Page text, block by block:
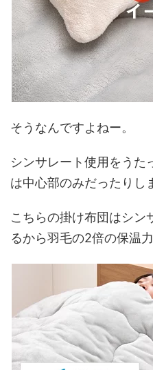
そうなんですよねー。
シンサレート使用をうた
は中心部のみだったりし
こちらの掛け布団はシン
るから羽毛の2倍の保温力